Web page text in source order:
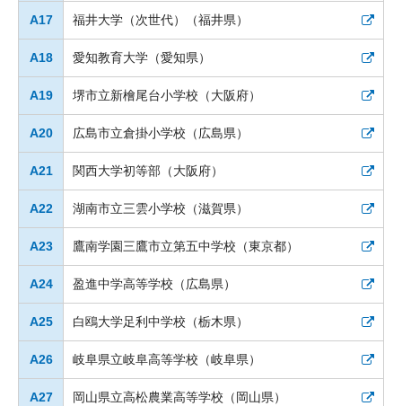
A17 福井大学（次世代）（福井県）
A18 愛知教育大学（愛知県）
A19 堺市立新檜尾台小学校（大阪府）
A20 広島市立倉掛小学校（広島県）
A21 関西大学初等部（大阪府）
A22 湖南市立三雲小学校（滋賀県）
A23 鷹南学園三鷹市立第五中学校（東京都）
A24 盈進中学高等学校（広島県）
A25 白鴎大学足利中学校（栃木県）
A26 岐阜県立岐阜高等学校（岐阜県）
A27 岡山県立高松農業高等学校（岡山県）